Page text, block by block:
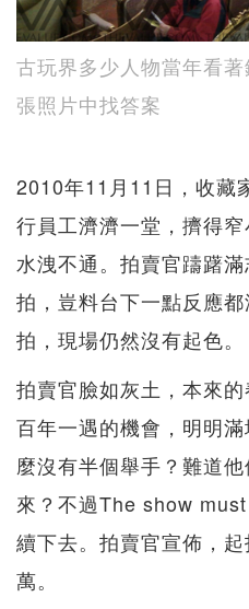
古玩界多少人物當年看
張照片中找答案
2010年11月11日，收藏
行員工濟濟一堂，擠得
水洩不通。拍賣官躊躇
拍，豈料台下一點反應
拍，現場仍然沒有起色。
拍賣官臉如灰土，本來
百年一遇的機會，明明
麼沒有半個舉手？難道
來？不過The show
續下去。拍賣官宣佈，
萬。